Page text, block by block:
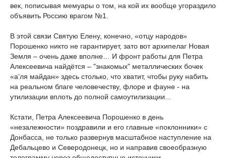
век, пописывая мемуары о том, на кой их вообще угораздило
объявить Россию врагом №1.
В этой связи Святую Елену, конечно, «отцу народов»
Порошенко никто не гарантирует, зато вот архипелаг Новая
Земля – очень даже вполне… И фронт работы для Петра
Алексеевича найдётся – "знакомых" металлических бочек
«а’ля майдан» здесь столько, что хватит, чтобы руку набить
на реальном благе человечеству, флоре и фауне - на
утилизации вплоть до полной самоутилизации...
Кстати, Петра Алексеевича Порошенко в день
«незалежности» поздравили и его главные «поклонники» с
Донбасса, не только развернув масштабное наступление на
Дебальцево и Северодонецк, но и направив своеобразную